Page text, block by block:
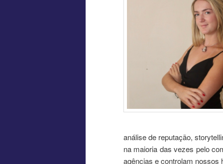
análise de reputação,
na maioria das vezes pelo
agências e controlam nossos